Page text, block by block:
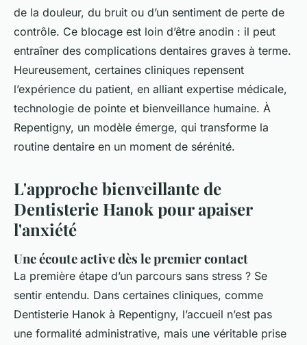
de la douleur, du bruit ou d’un sentiment de perte de
contrôle. Ce blocage est loin d’être anodin : il peut
entraîner des complications dentaires graves à terme.
Heureusement, certaines cliniques repensent
l’expérience du patient, en alliant expertise médicale,
technologie de pointe et bienveillance humaine. À
Repentigny, un modèle émerge, qui transforme la
routine dentaire en un moment de sérénité.
L'approche bienveillante de
Dentisterie Hanok pour apaiser
l'anxiété
Une écoute active dès le premier contact
La première étape d’un parcours sans stress ? Se
sentir entendu. Dans certaines cliniques, comme
Dentisterie Hanok à Repentigny, l’accueil n’est pas
une formalité administrative, mais une véritable prise